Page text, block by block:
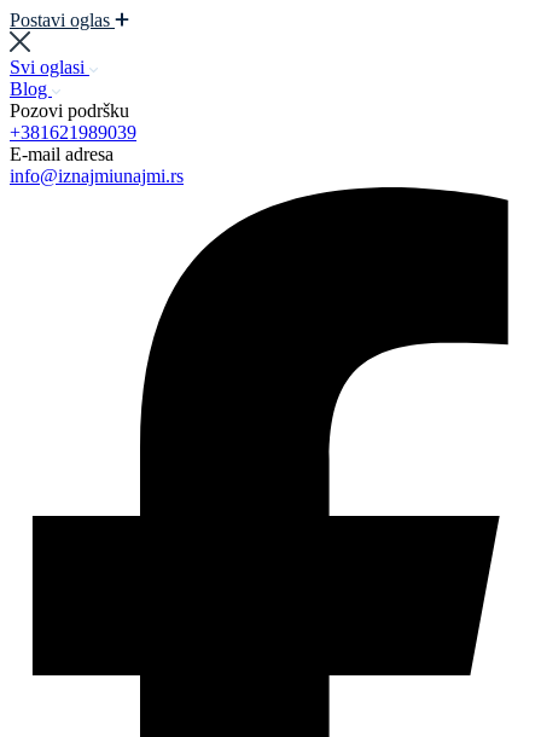
Postavi oglas
Svi oglasi
Blog
Pozovi podršku
+381621989039
E-mail adresa
info@iznajmiunajmi.rs